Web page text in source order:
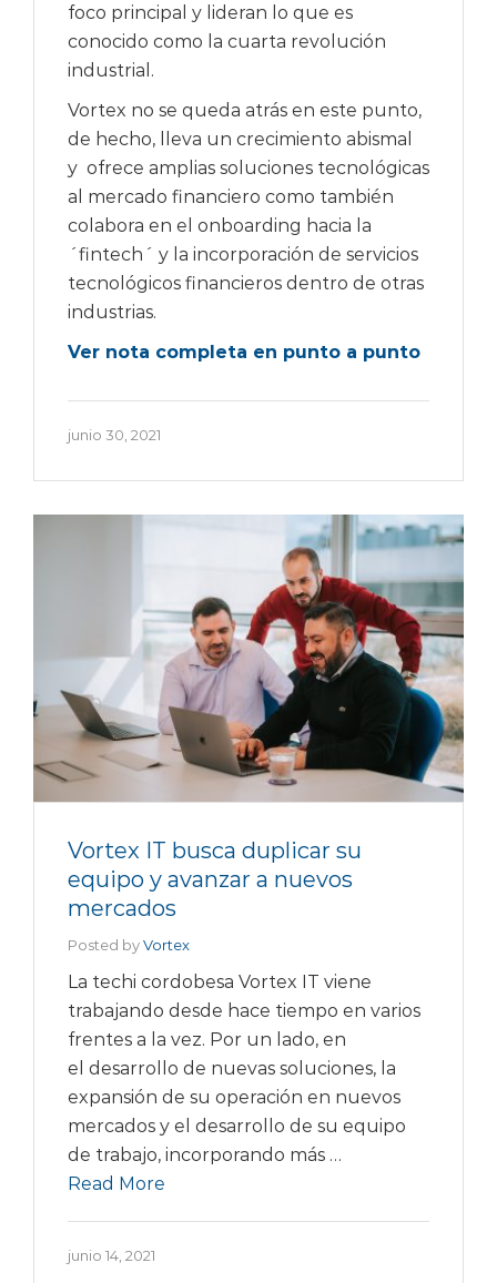
foco principal y lideran lo que es
conocido como la cuarta revolución
industrial.
Vortex no se queda atrás en este punto,
de hecho, lleva un crecimiento abismal
y ofrece amplias soluciones tecnológicas
al mercado financiero como también
colabora en el onboarding hacia la
´fintech´ y la incorporación de servicios
tecnológicos financieros dentro de otras
industrias.
Ver nota completa en punto a punto
junio 30, 2021
Vortex IT busca duplicar su
equipo y avanzar a nuevos
mercados
Posted byVortex
La techi cordobesa Vortex IT viene
trabajando desde hace tiempo en varios
frentes a la vez. Por un lado, en
el desarrollo de nuevas soluciones, la
expansión de su operación en nuevos
mercados y el desarrollo de su equipo
de trabajo, incorporando más …
Read More
junio 14, 2021